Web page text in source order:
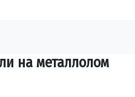
на металлолом